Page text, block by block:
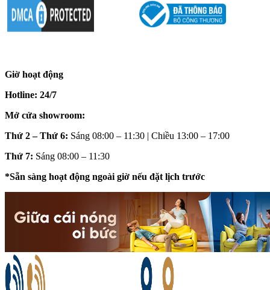
Giờ hoạt động
Hotline: 24/7
Mở cửa showroom:
Thứ 2 – Thứ 6: Sáng 08:00 – 11:30 | Chiều 13:00 – 17:00
Thứ 7: Sáng 08:00 – 11:30
*Sẵn sàng hoạt động ngoài giờ nếu đặt lịch trước